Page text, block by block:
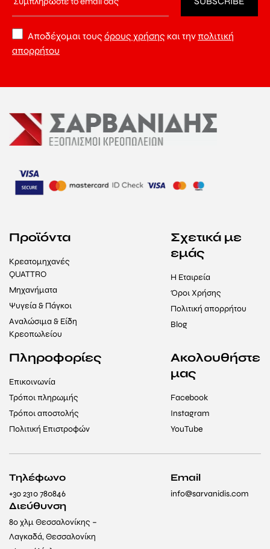
Αποδέχομαι τους όρους χρήσης και τηνπολιτική
απορρήτου
Προϊόντα
Κρεατομηχανές
QUATTRO
Μηχανήματα
Ψυγεία & Πάγκοι
Αναλώσιμα & Είδη
Κρεοπωλείου
Σχετικά με
εμάς
Η Εταιρεία
Όροι Χρήσης
Πολιτική απορρήτου
Blog
Πληροφορίες
Επικοινωνία
Τρόποι πληρωμής
Τρόποι αποστολής
Πολιτική Επιστροφών
Ακολουθήστε
μας
Facebook
Instagram
YouTube
Τηλέφωνο
+30 2310 780846
Email
info@sarvanidis.com
Διεύθυνση
8ο χλμ Θεσσαλονίκης –
Λαγκαδά, Θεσσαλονίκη